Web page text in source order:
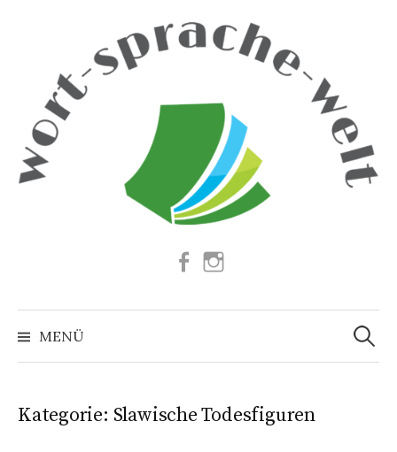
Facebook
MENÜ
Suchen
nach:
Kategorie: Slawische Todesfiguren